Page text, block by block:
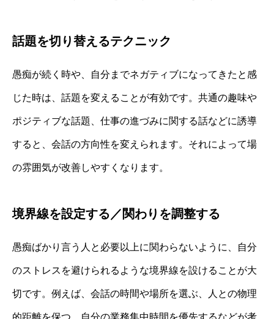
話題を切り替えるテクニック
愚痴が続く時や、自分までネガティブになってきたと感
じた時は、話題を変えることが有効です。共通の趣味や
ポジティブな話題、仕事の進づみに関する話などに誘導
すると、会話の方向性を変えられます。それによって場
の雰囲気が改善しやすくなります。
境界線を設定する／関わりを調整する
愚痴ばかり言う人と必要以上に関わらないように、自分
のストレスを避けられるような境界線を設けることが大
切です。例えば、会話の時間や場所を選ぶ、人との物理